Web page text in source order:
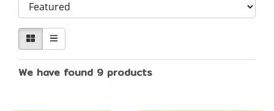
We have found 9 products